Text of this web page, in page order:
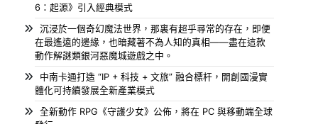
6：起源》引入經典模式
沉浸於一個奇幻魔法世界，那裏有超乎尋常的存在，即便
在最遙遠的邊緣，也暗藏著不為人知的真相——盡在這款
動作解謎類銀河惡魔城遊戲之中。
中南卡通打造 “IP + 科技 + 文旅” 融合標杆，開創國漫實
體化可持續發展全新產業模式
全新動作 RPG《守護少女》公佈，將在 PC 與移動端全球